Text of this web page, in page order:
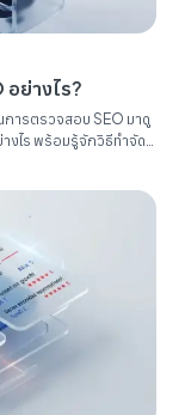
อย่างไร?
การตรวจสอบ SEO มาดู
งไร พร้อมรู้จักวิธีทำจัด